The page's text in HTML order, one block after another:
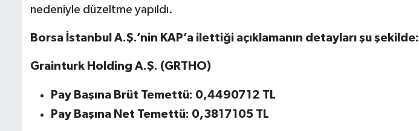
nedeniyle düzeltme yapıldı.
Borsa İstanbul A.Ş.’nin KAP’a ilettiği açıklamanın detayları şu şekilde:
Grainturk Holding A.Ş. (GRTHO)
Pay Başına Brüt Temettü: 0,4490712 TL
Pay Başına Net Temettü: 0,3817105 TL